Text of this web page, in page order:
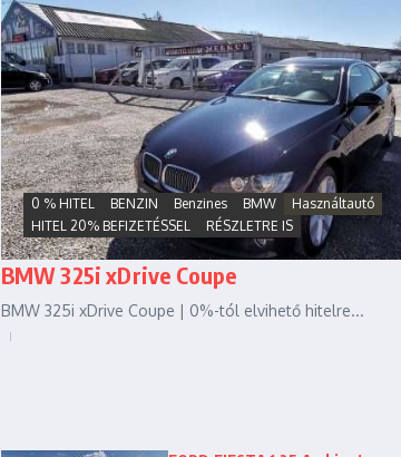
0 % HITEL BENZIN Benzines BMW
Használtautó
HITEL 20% BEFIZETÉSSEL
RÉSZLETRE IS
BMW 325i xDrive Coupe
BMW 325i xDrive Coupe | 0%-tól elvihető hitelre...